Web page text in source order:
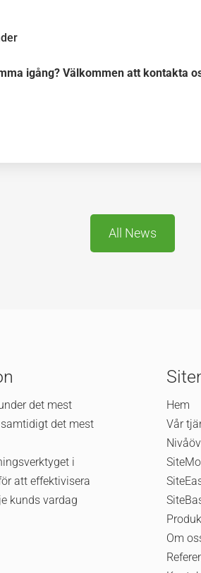
igång? Välkommen att kontakta
All News
det mest
det mest
i
att effektivisera
kunds vardag
Hem
Vår
Om